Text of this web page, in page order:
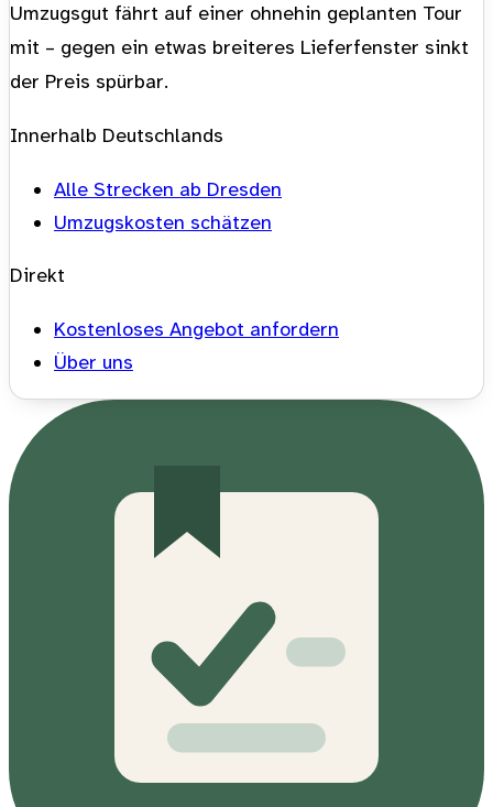
Umzugsgut fährt auf einer ohnehin geplanten Tour
mit – gegen ein etwas breiteres Lieferfenster sinkt
der Preis spürbar.
Innerhalb Deutschlands
Alle Strecken ab Dresden
Umzugskosten schätzen
Direkt
Kostenloses Angebot anfordern
Über uns